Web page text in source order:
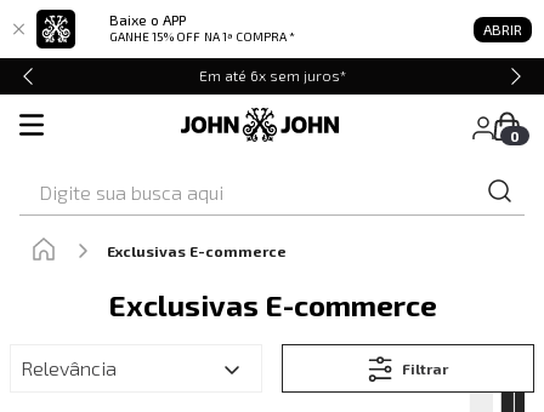
Baixe o APP
GANHE 15% OFF NA 1ª COMPRA * ABRIR
Retire em Loja e Ganhe 5% OFF
0
Exclusivas E-commerce
Exclusivas E-commerce
Relevância Filtrar